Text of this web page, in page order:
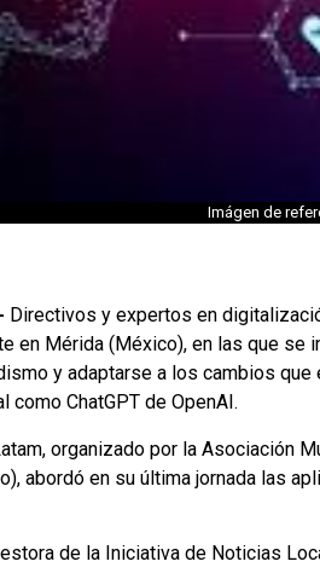
Imágen de
Directivos y expertos en
en Mérida (México), en las que se
y adaptarse a los cambios
como ChatGPT de OpenAI.
organizado por la Asociación
abordó en su última jornada las
de la Iniciativa de Noticias